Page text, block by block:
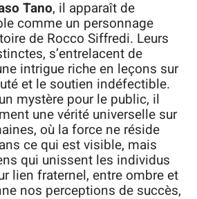
Tano, il apparaît de
comme un personnage
de Rocco Siffredi. Leurs
s’entrelacent de
intrigue riche en leçons sur
et le soutien indéfectible.
mystère pour le public, il
une vérité universelle sur
où la force ne réside
ce qui est visible, mais
qui unissent les individus
lien fraternel, entre ombre et
nos perceptions de succès,